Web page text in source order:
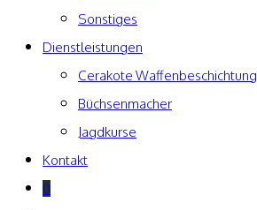
Sonstiges
Dienstleistungen
Cerakote Waffenbeschichtung
Büchsenmacher
Jagdkurse
Kontakt
0